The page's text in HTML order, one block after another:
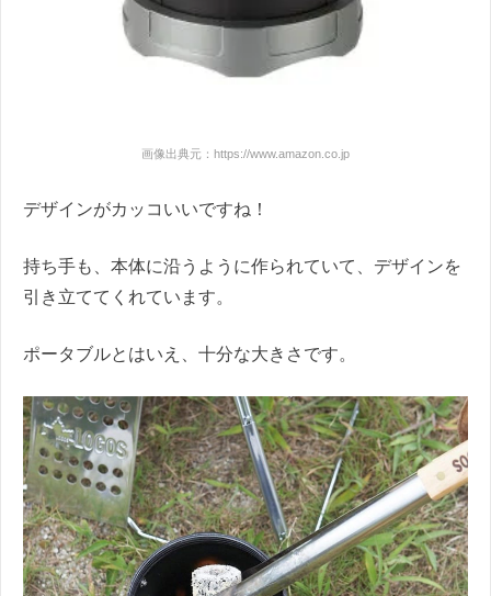
画像出典元：https://www.amazon.co.jp
デザインがカッコいいですね！
持ち手も、本体に沿うように作られていて、デザインを
引き立ててくれています。
ポータブルとはいえ、十分な大きさです。